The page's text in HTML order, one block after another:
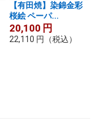
【有田焼】染錦金彩
桜絵 ペーパ...
20,100 円
22,110 円 （税込）